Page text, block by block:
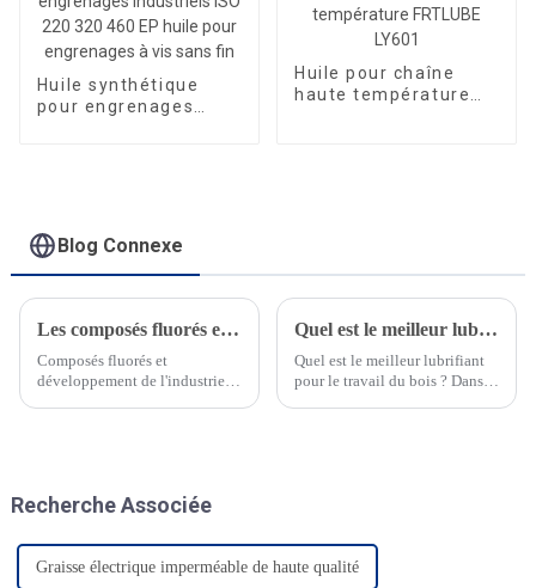
Huile synthétique
pour engrenages
Huile pour chaîne
haute température
Blog Connexe
Les composés fluorés et le développement de l'industrie des semi-conducteurs
Composés fluorés et
développement de l'industrie
dans de nouveaux produits de
Quel est le meilleur lubrifiant pour le traitement du bois ?
Quel est le meilleur lubrifiant
pour le travail du bois ? Dans le
Recherche Associée
Graisse électrique imperméable de haute qualité